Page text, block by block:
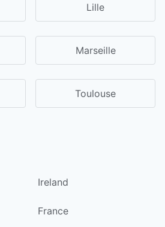
Lille
Marseille
Toulouse
Ireland
France